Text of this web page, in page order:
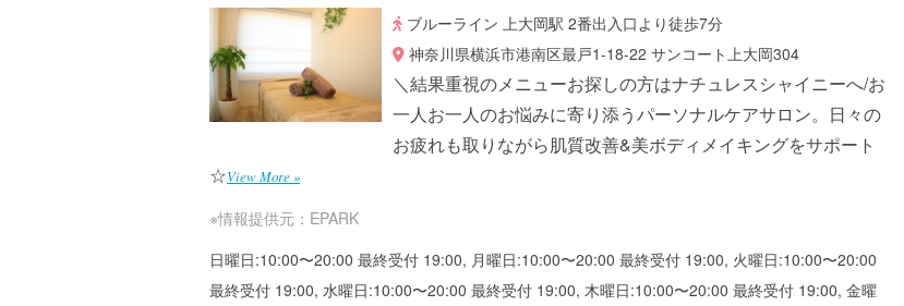
ブルーライン 上大岡駅 2番出入口より徒歩7分
神奈川県横浜市港南区最戸1-18-22 サンコート上大岡304
＼結果重視のメニューお探しの方はナチュレスシャイニーへ/お
一人お一人のお悩みに寄り添うパーソナルケアサロン。日々の
お疲れも取りながら肌質改善&美ボディメイキングをサポート
☆View More »
※情報提供元：EPARK
日曜日:10:00〜20:00 最終受付 19:00, 月曜日:10:00〜20:00 最終受付 19:00, 火曜日:10:00〜20:00
最終受付 19:00, 水曜日:10:00〜20:00 最終受付 19:00, 木曜日:10:00〜20:00 最終受付 19:00, 金曜